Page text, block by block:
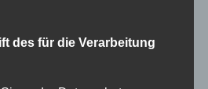
Maaß GmbH
des für die Verarbeitung